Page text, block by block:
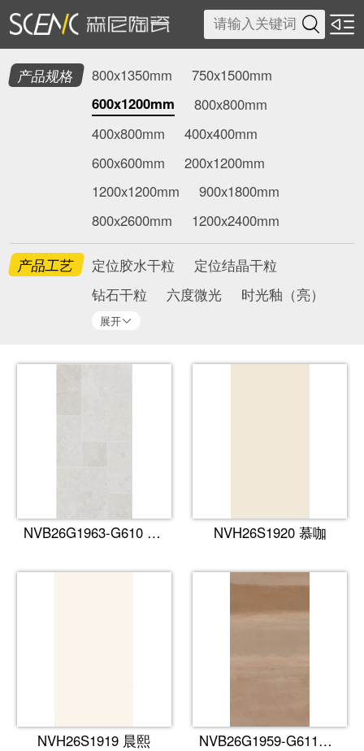

产品规格 800x1350mm
750x1500mm
600x1200mm
800x800mm
400x800mm
400x400mm
600x600mm
200x1200mm
1200x1200mm
900x1800mm
800x2600mm
1200x2400mm
产品工艺 定位胶水干粒
定位结晶干粒
钻石干粒
六度微光 时光釉（亮）
展开
NVB26G1963-G610 古堡·甜灰​ NVH26S1920 慕咖
NVH26S1919 晨熙 NVB26G1959-G611丹霞